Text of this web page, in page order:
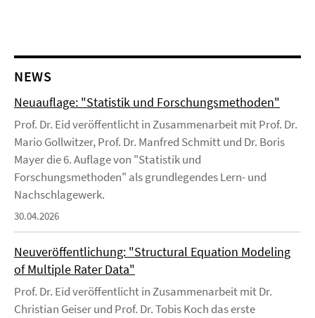
NEWS
Neuauflage: "Statistik und Forschungsmethoden"
Prof. Dr. Eid veröffentlicht in Zusammenarbeit mit Prof. Dr.
Mario Gollwitzer, Prof. Dr. Manfred Schmitt und Dr. Boris
Mayer die 6. Auflage von "Statistik und
Forschungsmethoden" als grundlegendes Lern- und
Nachschlagewerk.
30.04.2026
Neuveröffentlichung: "Structural Equation Modeling
of Multiple Rater Data"
Prof. Dr. Eid veröffentlicht in Zusammenarbeit mit Dr.
Christian Geiser und Prof. Dr. Tobis Koch das erste